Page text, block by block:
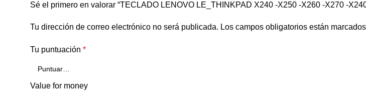
Sé el primero en valorar “TECLADO LENOVO LE_THINKPAD X240 -X250 -X260 -X270 -
Tu dirección de correo electrónico no será publicada. Los campos obligatorios están
Tu puntuación *
Value for money